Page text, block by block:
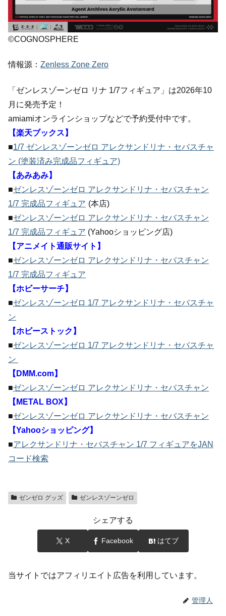
©COGNOSPHERE
情報源： Zenless Zone Zero
「ゼンレスゾーンゼロ リナ 1/7フィギュア」は2026年10
月に発売予定！
amiamiオンラインショップなどで予約受付中です。
【楽天ブックス】
■1/7 ゼンレスゾーンゼロ アレクサンドリナ・セバスチャ
ン (塗装済み完成品フィギュア)
【あみあみ】
■ゼンレスゾーンゼロ アレクサンドリナ・セバスチャン
1/7 完成品フィギュア (本店)
■ゼンレスゾーンゼロ アレクサンドリナ・セバスチャン
1/7 完成品フィギュア (Yahooショッピング店)
【アニメイト通販サイト】
■ゼンレスゾーンゼロ アレクサンドリナ・セバスチャン
1/7 完成品フィギュア
【ホビーサーチ】
■ゼンレスゾーンゼロ 1/7 アレクサンドリナ・セバスチャ
ン
【ホビーストック】
■ゼンレスゾーンゼロ 1/7 アレクサンドリナ・セバスチャ
ン
【DMM.com】
■ゼンレスゾーンゼロ アレクサンドリナ・セバスチャン
【METAL BOX】
■ゼンレスゾーンゼロ アレクサンドリナ・セバスチャン
【Yahooショッピング】
■アレクサンドリナ・セバスチャン 1/7 フィギュアをJAN
コード検索
ゼンゼロ グッズ ゼンレスゾーンゼロ
シェアする
X Facebook はてブ
当サイトではアフィリエイト広告を利用しています。
管理人